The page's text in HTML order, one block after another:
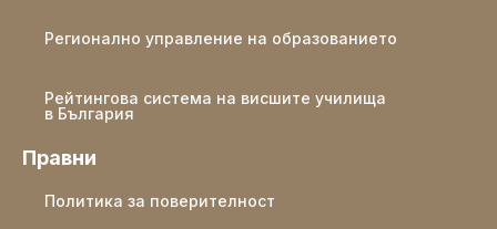
Регионално управление на образованието
Рейтингова система на висшите училища
в България
Правни
Политика за поверителност